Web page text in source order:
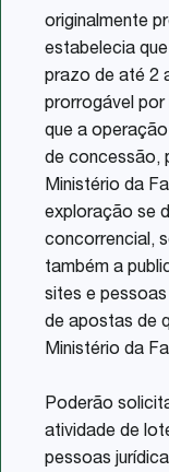
originalmente
estabelecia
prazo de até 2
prorrogável
que a
de concessão,
Ministério da
exploração se
concorrencial,
também a
sites e
de apostas de
Ministério da
Poderão
atividade de
pessoas